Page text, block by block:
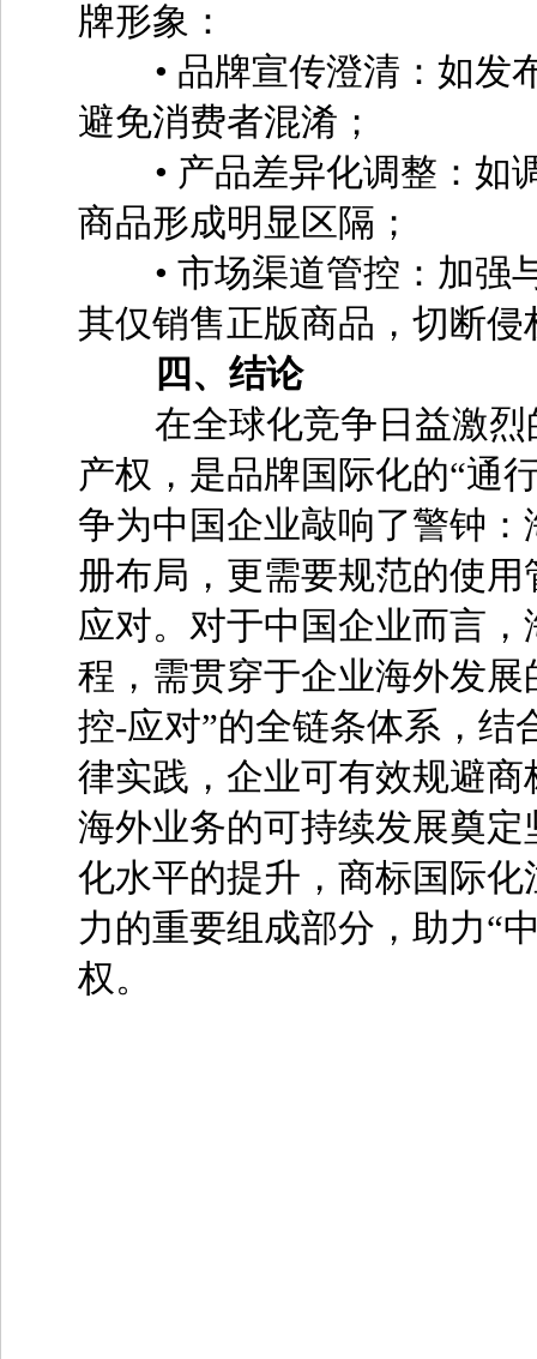
牌形象：
• 品牌宣传澄清：如发
避免消费者混淆；
• 产品差异化调整：如
商品形成明显区隔；
• 市场渠道管控：加强
其仅销售正版商品，切断
四、结论
在全球化竞争日益激烈
产权，是品牌国际化的“通
争为中国企业敲响了警钟
册布局，更需要规范的使
应对。对于中国企业而言
程，需贯穿于企业海外发
控-应对”的全链条体系，结
律实践，企业可有效规避
海外业务的可持续发展奠
化水平的提升，商标国际
力的重要组成部分，助力“
权。